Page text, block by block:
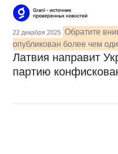
22 декабря 2025 Обратите
опубликован более чем
Латвия направит
партию